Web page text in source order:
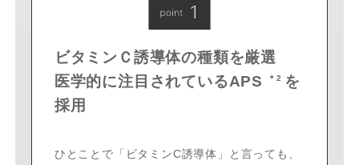
ビタミンＣ誘導体の種類を厳選
医学的に注目されているAPS
＊2
を
採用
ひとことで「ビタミンC誘導体」と言っても、